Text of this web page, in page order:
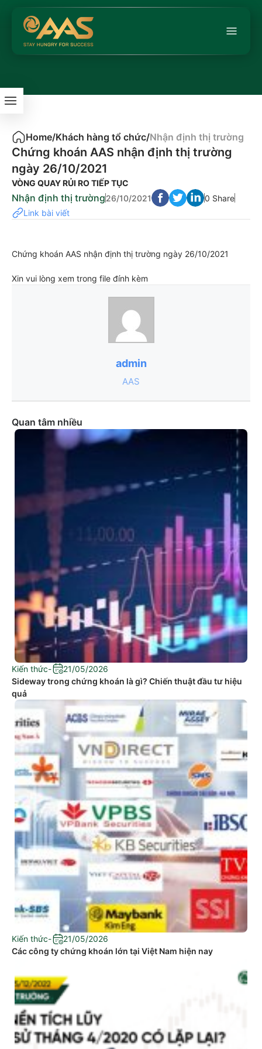
Home/Khách hàng tổ chức/Nhận định thị trường
Chứng khoán AAS nhận định thị trường
ngày 26/10/2021
VÒNG QUAY RỦI RO TIẾP TỤC
Nhận định thị trường26/10/2021
0 Share
Link bài viết
Chứng khoán AAS nhận định thị trường ngày 26/10/2021
Xin vui lòng xem trong file đính kèm
admin
AAS
Quan tâm nhiều
Kiến thức-
21/05/2026
Sideway trong chứng khoán là gì? Chiến thuật đầu tư hiệu
quả
Kiến thức-
21/05/2026
Các công ty chứng khoán lớn tại Việt Nam hiện nay